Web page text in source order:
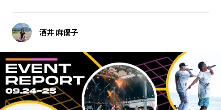
埼玉エリア
千葉エリア
東京23区エリア
神奈川エリア
富山エリア
福井エリア
山梨エリア
長野エリア
岐阜エリア
静岡エリア
愛知エリア
酒井 麻優子